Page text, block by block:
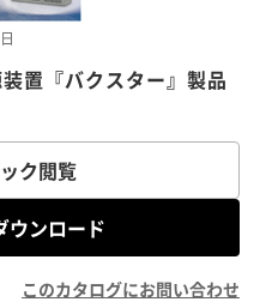
置『バクスター』製品
ク閲覧
ウンロード
このカタログにお問い合わせ